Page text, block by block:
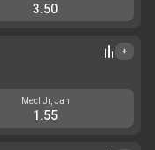
3.50
+
Mecl Jr, Jan
1.55